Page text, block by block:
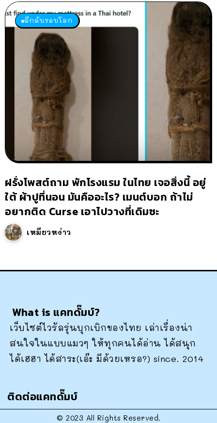
ลึกลับรอบโลก
ฝรั่งโพสต์ถาม พักโรงแรม ในไทย เจอสิ่งนี้ อยู่
ใต้ ผ้าปูที่นอน มันคืออะไร? เมนต์บอก ถ้าไม่
อยากติด Curse เอาไปวางที่เดิมซะ
เหมียวหง่าว
What is แคทดั๊มบ์?
เว็บไซต์ไวรัลรุ่นบุกเบิกของไทย เล่าเรื่องน่า
สนใจในแบบแมวๆ ให้ทุกคนได้อ่าน ได้สนุก
ได้เฮฮา ได้สาระ(เอ๊ะ มีด้วยเหรอ?) since. 2014
ติดต่อแคทดั๊มบ์
© 2023 All Rights Reserved.